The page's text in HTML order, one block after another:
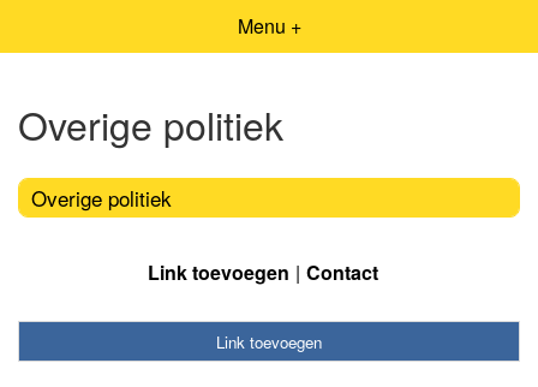
Menu +
Overige politiek
Overige politiek
Link toevoegen Contact
Link toevoegen